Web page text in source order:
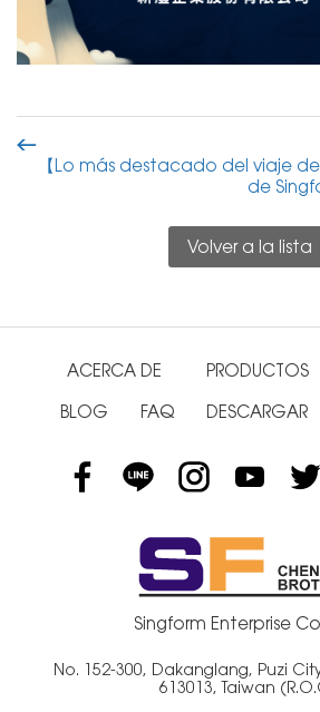
【Lo más destacado del viaje
de
Volver a la lista
ACERCA DE PRODUCTOS
BLOG FAQ DESCARGAR
Singform Enterprise
No. 152-300, Dakanglang, Puzi
613013, Taiwan